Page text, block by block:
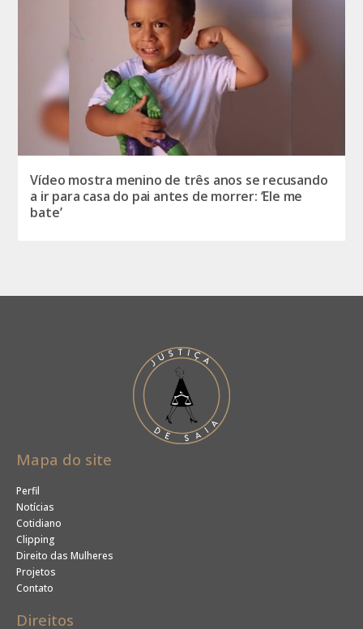
Vídeo mostra menino de três anos se recusando
a ir para casa do pai antes de morrer: ‘Ele me
bate’
Mapa do site
Perfil
Notícias
Cotidiano
Clipping
Direito das Mulheres
Projetos
Contato
Direitos